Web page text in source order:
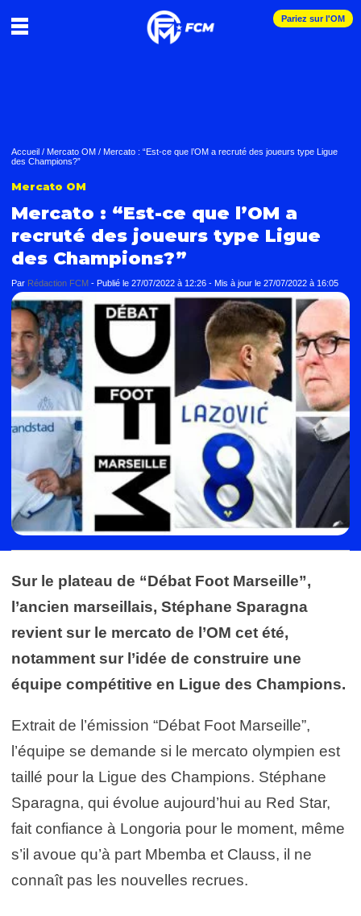
Pariez sur l'OM
Accueil / Mercato OM / Mercato : “Est-ce que l’OM a recruté des joueurs type Ligue
des Champions?”
Mercato OM
Mercato : “Est-ce que l’OM a
recruté des joueurs type Ligue
des Champions?”
Par Rédaction FCM - Publié le 27/07/2022 à 12:26 - Mis à jour le 27/07/2022 à 16:05
Sur le plateau de “Débat Foot Marseille”,
l’ancien marseillais, Stéphane Sparagna
revient sur le mercato de l’OM cet été,
notamment sur l’idée de construire une
équipe compétitive en Ligue des Champions.
Extrait de l’émission “Débat Foot Marseille”,
l’équipe se demande si le mercato olympien est
taillé pour la Ligue des Champions. Stéphane
Sparagna, qui évolue aujourd’hui au Red Star,
fait confiance à Longoria pour le moment, même
s’il avoue qu’à part Mbemba et Clauss, il ne
connaît pas les nouvelles recrues.